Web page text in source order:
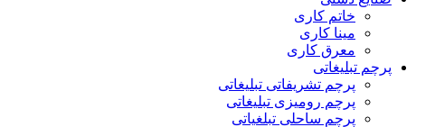
خاتم کاری
مینا کاری
معرق کاری
پرچم تبلیغاتی
پرچم تشریفاتی تبلیغاتی
پرچم رومیزی تبلیغاتی
پرچم ساحلی تبلغیاتی